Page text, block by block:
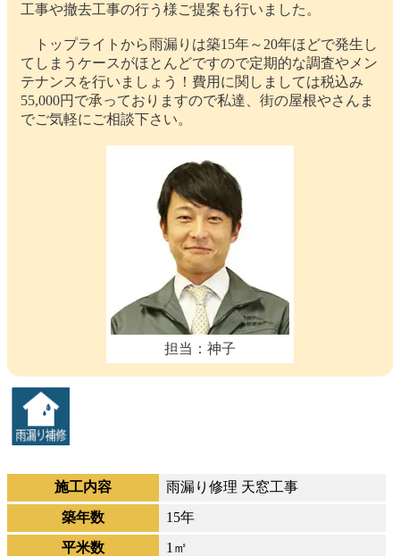
工事や撤去工事の行う様ご提案も行いました。
トップライトから雨漏りは築15年～20年ほどで発生し
てしまうケースがほとんどですので定期的な調査やメン
テナンスを行いましょう！費用に関しましては税込み
55,000円で承っておりますので私達、街の屋根やさんま
でご気軽にご相談下さい。
担当：神子
施工内容
雨漏り修理 天窓工事
築年数
15年
平米数
1㎡